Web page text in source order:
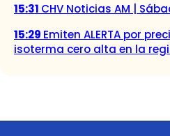
15:31 CHV Noticias AM |
15:29 Emiten ALERTA por
isoterma cero alta en la